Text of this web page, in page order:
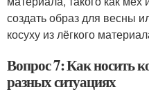
создать образ для весны
косуху из лёгкого
Вопрос 7: Как носить
разных ситуациях